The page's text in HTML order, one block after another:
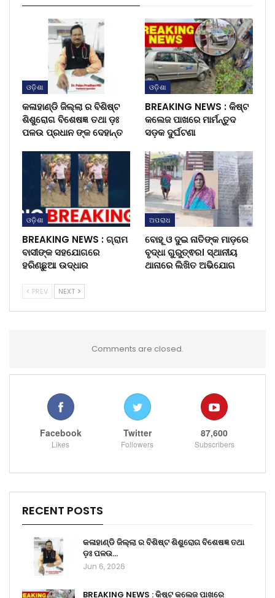
ଓଡ଼ିଶା
କଳାହାଣ୍ଡି ଜିଲ୍ଲା ର ବିଶିଷ୍ଟ
ଶିଶୁରୋଗ ବିଶେଷଜ୍ଞ ତଥା ଡ଼ଃ
ପଳଉ ପ୍ରଧାନ ଙ୍କ ଦେହାନ୍ତ
ଓଡ଼ିଶା
BREAKING NEWS : କିଷ୍ଟ
କଲେଜ ପାଖରେ ମାର୍ମନ୍ତୁଦ
ସଡ଼କ ଦୁର୍ଘଟଣା
ଓଡ଼ିଶା
BREAKING NEWS : ଗ୍ରାମ
ବାସୀଙ୍କ ସହଯୋଗରେ
ହରିଣଛୁଆ ଉଦ୍ଧାର
ଅପରାଧ
ବୋହୂ ଓ ଦୁଇ ନାତିଙ୍କ ମାଡ଼ରେ
ବୃଦ୍ଧା ଗୁରୁତ୍ଵର। ସ୍ଥାନୀୟ
ଥାନାରେ ଲିଖିତ ଅଭିଯୋଗ
PREV NEXT
Comments are closed.
Facebook
Likes
Twitter
Followers
87,600
Subscribers
RECENT POSTS
କଳାହାଣ୍ଡି ଜିଲ୍ଲା ର ବିଶିଷ୍ଟ ଶିଶୁରୋଗ ବିଶେଷଜ୍ଞ ତଥା
ଡ଼ଃ ପଳଉ…
Jun 6, 2026
BREAKING NEWS : କିଷ୍ଟ କଲେଜ ପାଖରେ